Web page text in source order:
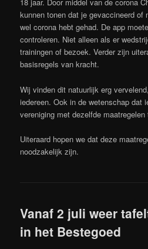
18 jaar. Door middel van de corona
kunnen tonen dat je gevaccineerd of
wel corona hebt gehad. De app
controleren. Niet alleen als er
trainingen of bezoek. Verder zijn
basisregels van kracht.
Wij vinden dit natuurlijk erg
iedereen. Ook in de wetenschap dat
vereniging met dezelfde
Uiteraard hopen we dat deze
noodzakelijk zijn.
Vanaf 2 juli weer
in het Bestegoed